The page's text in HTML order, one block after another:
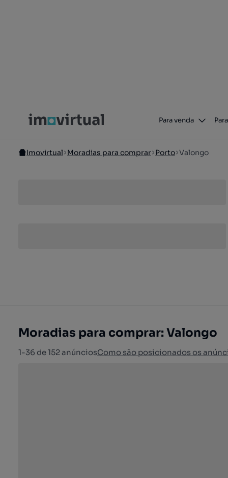
Para venda
Imovirtual Moradias para comprar Porto Valongo
Moradias para comprar: Valongo
1-36 de 152 anúnciosComo são posicionados os